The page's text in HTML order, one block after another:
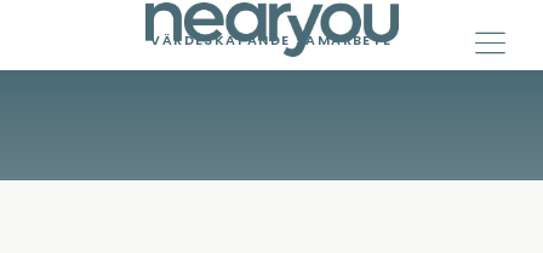
content
VÄRDESKAPANDE SAMARBETE